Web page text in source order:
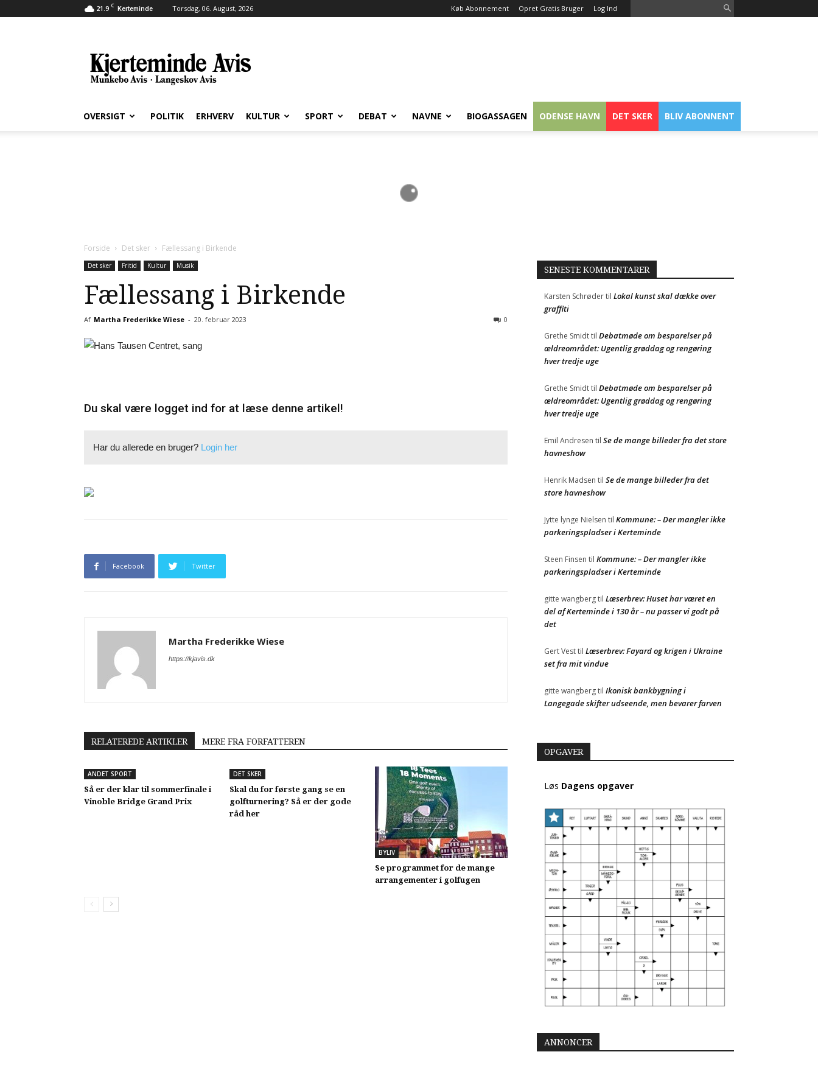
21.9 C Kerteminde Torsdag, 06. August, 2026 Køb Abonnement Opret Gratis Bruger Log Ind
Avis
OVERSIGT POLITIK ERHVERV KULTUR SPORT DEBAT NAVNE BIOGASSAGEN ODENSE HAVN DET SKER BLIV ABONNENT
Forside Det sker Fællessang i Birkende
Det sker Fritid Kultur Musik
Fællessang i Birkende
Af Martha Frederikke Wiese - 20. februar 2023 0
Du skal være logget ind for at læse denne artikel!
Har du allerede en bruger? Login her
Facebook Twitter
Martha Frederikke Wiese
https://kjavis.dk
RELATEREDE ARTIKLER MERE FRA FORFATTEREN
ANDET SPORT
Så er der klar til sommerfinale i
Vinoble Bridge Grand Prix
DET SKER
Skal du for første gang se en
golfturnering? Så er der gode
råd her
BYLIV
Se programmet for de mange
arrangementer i golfugen
SENESTE KOMMENTARER
Karsten Schrødertil Lokal kunst skal dække over
graffiti
Grethe Smidttil Debatmøde om besparelser på
ældreområdet: Ugentlig grøddag og rengøring
hver tredje uge
Grethe Smidttil Debatmøde om besparelser på
ældreområdet: Ugentlig grøddag og rengøring
hver tredje uge
Emil Andresen til Se de mange billeder fra det store
havneshow
Henrik Madsen til Se de mange billeder fra det
store havneshow
Jytte lynge Nielsen til Kommune: – Der mangler ikke
parkeringspladser i Kerteminde
Steen Finsen til Kommune: – Der mangler ikke
parkeringspladser i Kerteminde
gitte wangbergtil Læserbrev: Huset har været en
del af Kerteminde i 130 år – nu passer vi godt på
det
Gert Vesttil Læserbrev: Fayard og krigen i Ukraine
set fra mit vindue
gitte wangbergtil Ikonisk bankbygning i
Langegade skifter udseende, men bevarer farven
OPGAVER
Løs Dagens opgaver
ANNONCER